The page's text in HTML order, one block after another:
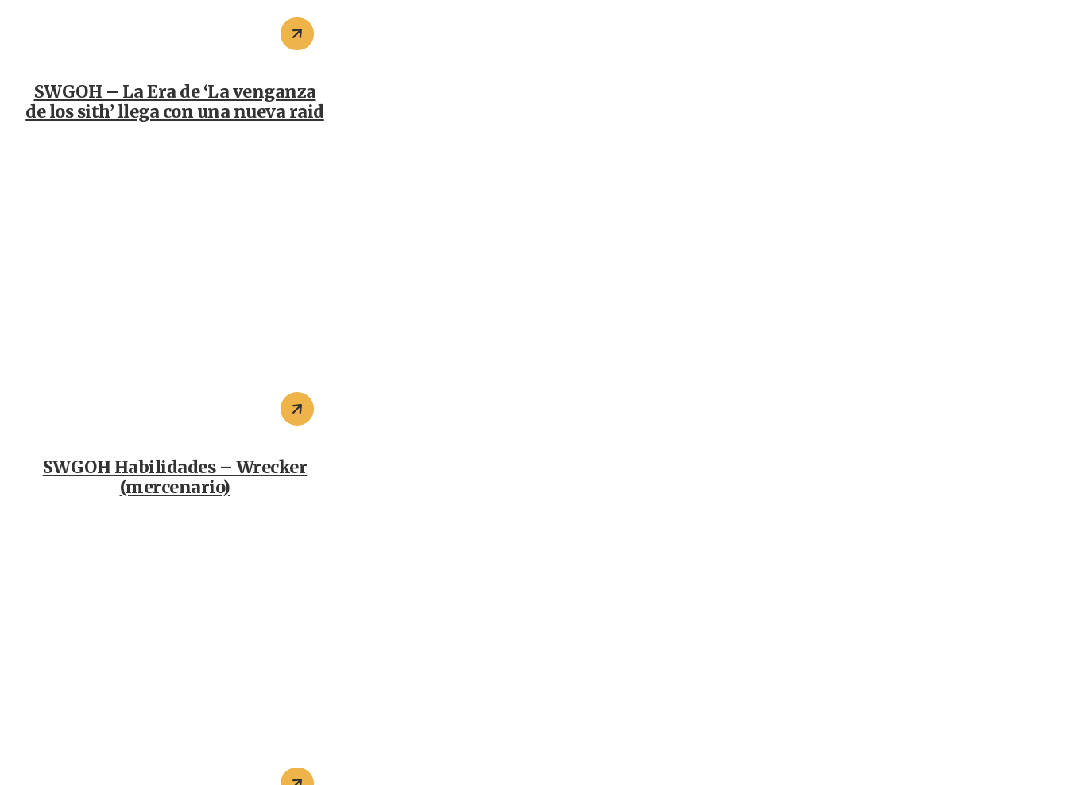
SWGOH – La Era de ‘La venganza
de los sith’ llega con una nueva raid
SWGOH Habilidades – Wrecker
(mercenario)